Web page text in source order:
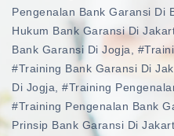
Pengenalan Bank Garansi Di
Hukum Bank Garansi Di
Bank Garansi Di Jogja
#training Bank Garansi Di
Di Jogja
#training
#training Pengenalan Bank
Prinsip Bank Garansi Di